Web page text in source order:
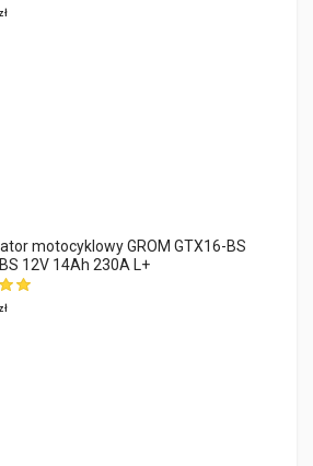
zł
motocyklowy GROM GTX16-BS
12V 14Ah 230A L+
zł